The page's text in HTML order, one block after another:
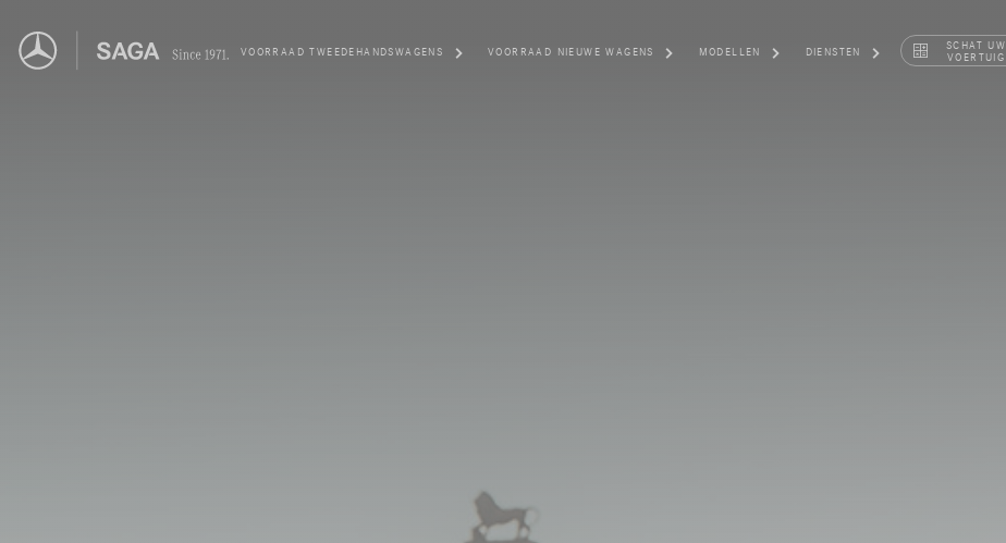
VOORRAAD TWEEDEHANDSWAGENS VOORRAAD NIEUWE WAGENS MODELLEN DIENSTEN SCHAT UW
VOERTUIG